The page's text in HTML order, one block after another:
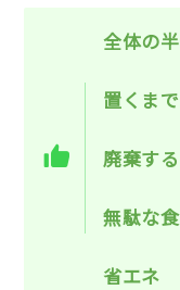
全体の
置くま
廃棄す
無駄な
省エネ